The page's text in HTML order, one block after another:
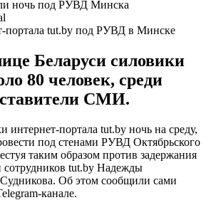
портала tut.by под РУВД в Минске
Беларуси силовики
80 человек, среди
СМИ.
интернет-портала tut.by ночь на среду,
под стенами РУВД Октябрьского
таким образом против задержания
сотрудников tut.by Надежды
Об этом сообщили сами
канале.